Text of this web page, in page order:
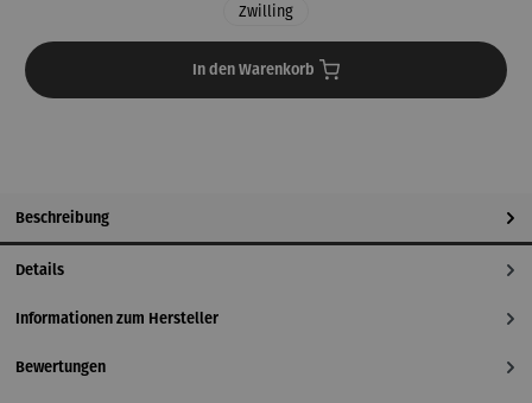
Zwilling
In den Warenkorb
Beschreibung
Details
Informationen zum Hersteller
Bewertungen